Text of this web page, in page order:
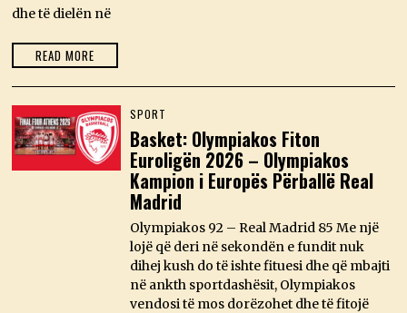
dhe të dielën në
READ MORE
SPORT
Basket: Olympiakos Fiton
Euroligën 2026 – Olympiakos
Kampion i Europës Përballë Real
Madrid
Olympiakos 92 – Real Madrid 85 Me një
lojë që deri në sekondën e fundit nuk
dihej kush do të ishte fituesi dhe që mbajti
në ankth sportdashësit, Olympiakos
vendosi të mos dorëzohet dhe të fitojë